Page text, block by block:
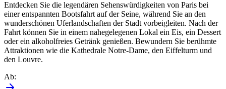
Entdecken Sie die legendären Sehenswürdigkeiten von Paris bei
einer entspannten Bootsfahrt auf der Seine, während Sie an den
wunderschönen Uferlandschaften der Stadt vorbeigleiten. Nach der
Fahrt können Sie in einem nahegelegenen Lokal ein Eis, ein Dessert
oder ein alkoholfreies Getränk genießen. Bewundern Sie berühmte
Attraktionen wie die Kathedrale Notre-Dame, den Eiffelturm und
den Louvre.
Ab: